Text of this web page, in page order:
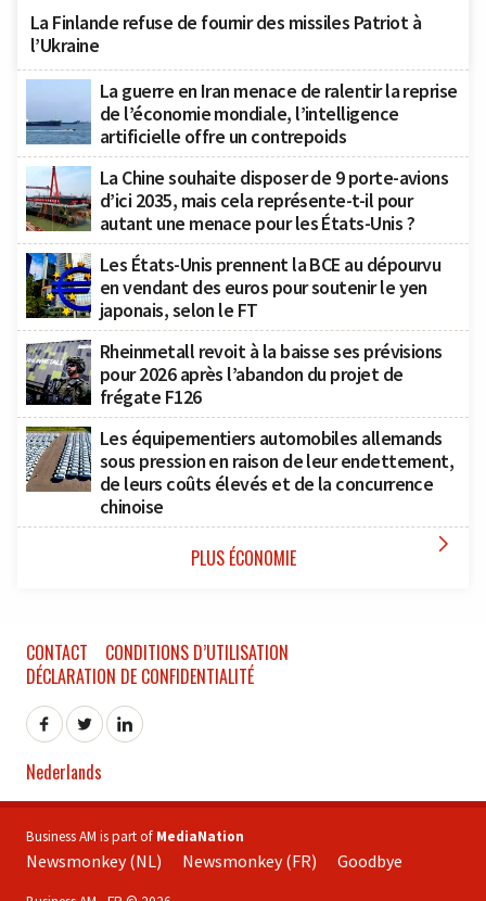
La Finlande refuse de fournir des missiles Patriot à
l’Ukraine
La guerre en Iran menace de ralentir la reprise
de l’économie mondiale, l’intelligence
artificielle offre un contrepoids
La Chine souhaite disposer de 9 porte-avions
d’ici 2035, mais cela représente-t-il pour
autant une menace pour les États-Unis ?
Les États-Unis prennent la BCE au dépourvu
en vendant des euros pour soutenir le yen
japonais, selon le FT
Rheinmetall revoit à la baisse ses prévisions
pour 2026 après l’abandon du projet de
frégate F126
Les équipementiers automobiles allemands
sous pression en raison de leur endettement,
de leurs coûts élevés et de la concurrence
chinoise
PLUS ÉCONOMIE 
CONTACT
CONDITIONS D’UTILISATION
DÉCLARATION DE CONFIDENTIALITÉ
Nederlands
Business AM is part of MediaNation
Newsmonkey (NL) Newsmonkey (FR) Goodbye